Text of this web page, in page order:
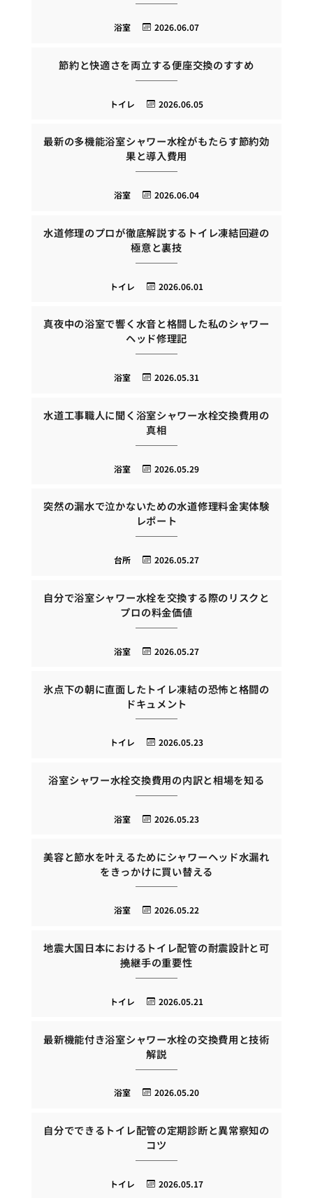
2026.06.07
浴室
節約と快適さを両立する便座交換のすすめ
2026.06.05
トイレ
最新の多機能浴室シャワー水栓がもたらす節約効
果と導入費用
2026.06.04
浴室
水道修理のプロが徹底解説するトイレ凍結回避の
極意と裏技
2026.06.01
トイレ
真夜中の浴室で響く水音と格闘した私のシャワー
ヘッド修理記
2026.05.31
浴室
水道工事職人に聞く浴室シャワー水栓交換費用の
真相
2026.05.29
浴室
突然の漏水で泣かないための水道修理料金実体験
レポート
2026.05.27
台所
自分で浴室シャワー水栓を交換する際のリスクと
プロの料金価値
2026.05.27
浴室
氷点下の朝に直面したトイレ凍結の恐怖と格闘の
ドキュメント
2026.05.23
トイレ
浴室シャワー水栓交換費用の内訳と相場を知る
2026.05.23
浴室
美容と節水を叶えるためにシャワーヘッド水漏れ
をきっかけに買い替える
2026.05.22
浴室
地震大国日本におけるトイレ配管の耐震設計と可
撓継手の重要性
2026.05.21
トイレ
最新機能付き浴室シャワー水栓の交換費用と技術
解説
2026.05.20
浴室
自分でできるトイレ配管の定期診断と異常察知の
コツ
2026.05.17
トイレ